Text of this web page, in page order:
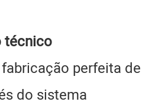
técnico
perfeita de
do sistema